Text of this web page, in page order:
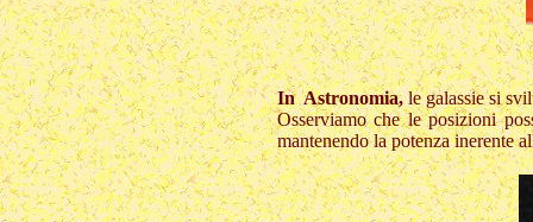
In Astronomia, le galassie si
Osserviamo che le posizioni
mantenendo la potenza inerente